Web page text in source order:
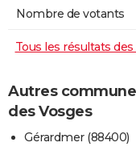
Nombre de votants
Tous les résultats
Autres
des Vosges
Gérardmer (88400)